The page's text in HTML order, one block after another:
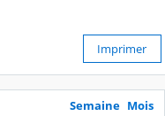
Imprimer
Semaine Mois